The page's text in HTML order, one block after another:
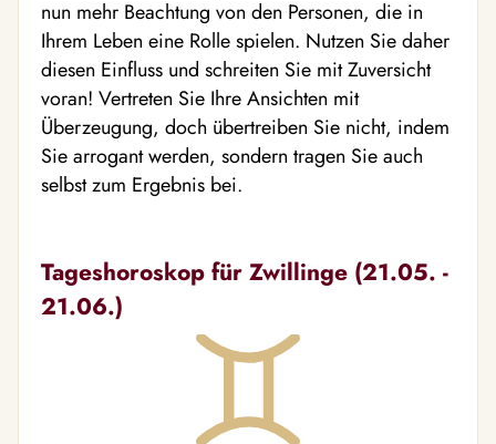
nun mehr Beachtung von den Personen, die in
Ihrem Leben eine Rolle spielen. Nutzen Sie daher
diesen Einfluss und schreiten Sie mit Zuversicht
voran! Vertreten Sie Ihre Ansichten mit
Überzeugung, doch übertreiben Sie nicht, indem
Sie arrogant werden, sondern tragen Sie auch
selbst zum Ergebnis bei.
Tageshoroskop für Zwillinge (21.05. -
21.06.)